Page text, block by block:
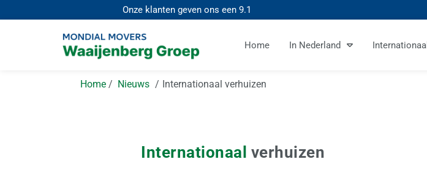
Onze klanten geven ons een9.1
Home In Nederland Internationaal
Home Nieuws Internationaal verhuizen
Internationaal verhuizen